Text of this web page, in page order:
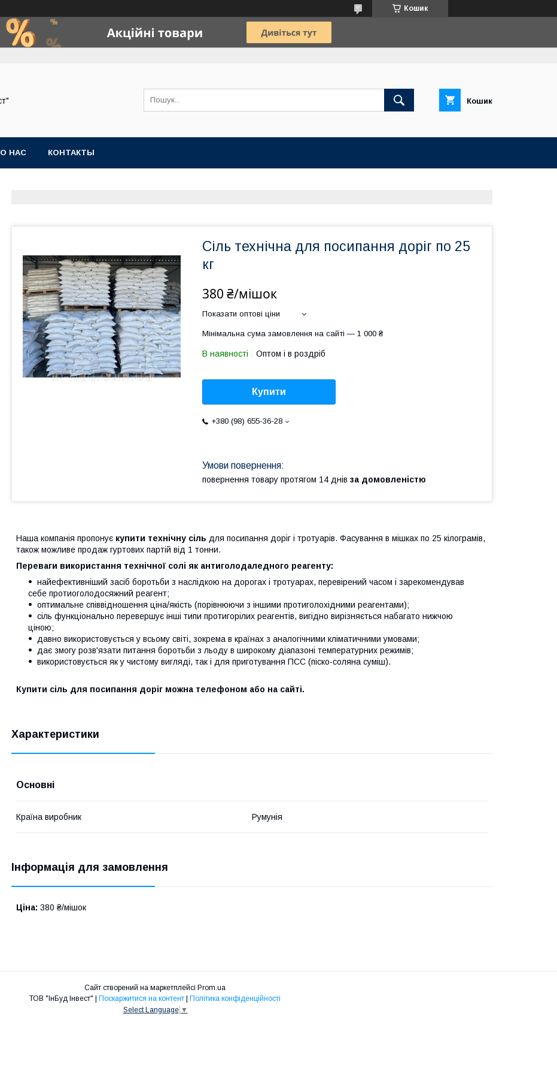
Кошик
Кошик
О НАС КОНТАКТЫ
Сіль технічна для посипання доріг по 25
кг
380 ₴/мішок
Показати оптові ціни
Мінімальна сума замовлення на сайті — 1 000 ₴
В наявності Оптом і в роздріб
Купити
+380 (98) 655-36-28
повернення товару протягом 14 днів за домовленістю
Наша компанія пропонує купити технічну сіль для посипання доріг і тротуарів. Фасування в мішках по 25 кілограмів,
також можливе продаж гуртових партій від 1 тонни.
Переваги використання технічної солі як антиголодаледного реагенту:
найефективніший засіб боротьби з наслідкою на дорогах і тротуарах, перевірений часом і зарекомендував
себе протиоголодосяжний реагент;
оптимальне співвідношення ціна/якість (порівнюючи з іншими протиголохідними реагентами);
сіль функціонально перевершує інші типи протигорілих реагентів, вигідно вирізняється набагато нижчою
ціною;
давно використовується у всьому світі, зокрема в країнах з аналогічними кліматичними умовами;
дає змогу розв'язати питання боротьби з льоду в широкому діапазоні температурних режимів;
використовується як у чистому вигляді, так і для приготування ПСС (піско-соляна суміш).
Купити сіль для посипання доріг можна телефоном або на сайті.
Характеристики
Основні
Країна виробник Румунія
Інформація для замовлення
Ціна: 380 ₴/мішок
Сайт створений на маркетплейсі Prom.ua
ТОВ "ІнБуд Інвест" | Поскаржитися на контент | Політика конфіденційності
Select Language ▼